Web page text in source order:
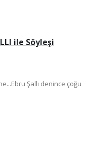
ile Söyleşi
Şallı denince çoğu